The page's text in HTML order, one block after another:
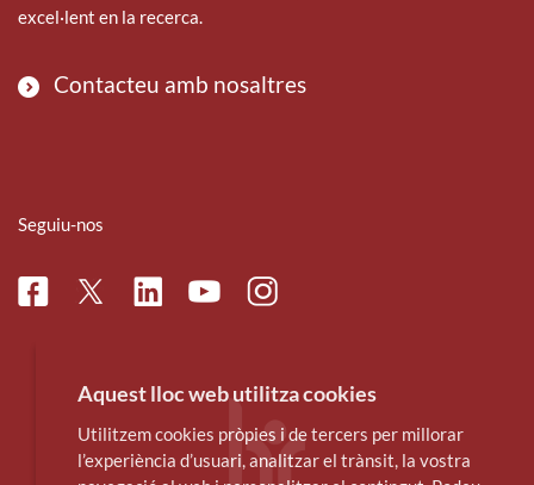
excel·lent en la recerca.
Contacteu amb nosaltres
Seguiu-nos
FacebookTwitterLinkedinYoutubeInstagram
Aquest lloc web utilitza cookies
Utilitzem cookies pròpies i de tercers per millorar
l’experiència d’usuari, analitzar el trànsit, la vostra